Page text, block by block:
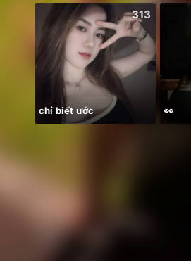
313
chỉ biết ước 👀